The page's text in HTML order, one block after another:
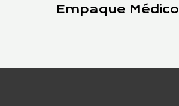
Empaque Médico